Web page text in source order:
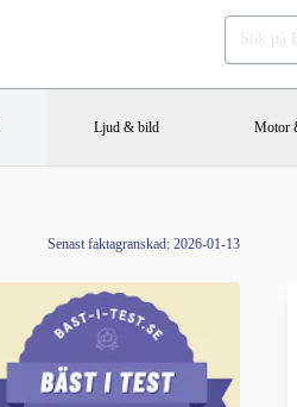
Ljud & bild Motor
Senast faktagranskad: 2026-01-13